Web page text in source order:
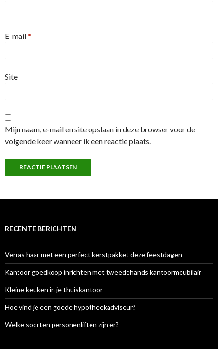
E-mail*
Site
Mijn naam, e-mail en site opslaan in deze browser voor de
volgende keer wanneer ik een reactie plaats.
RECENTE BERICHTEN
Verras haar met een perfect kerstpakket deze feestdagen
Kantoor goedkoop inrichten met tweedehands kantoormeubilair
Kleine keuken in je thuiskantoor
Hoe vind je een goede hypotheekadviseur?
Welke soorten personenliften zijn er?